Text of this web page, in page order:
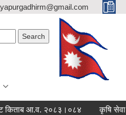
आ.व. २०८३।०८४ कृषि सेवा